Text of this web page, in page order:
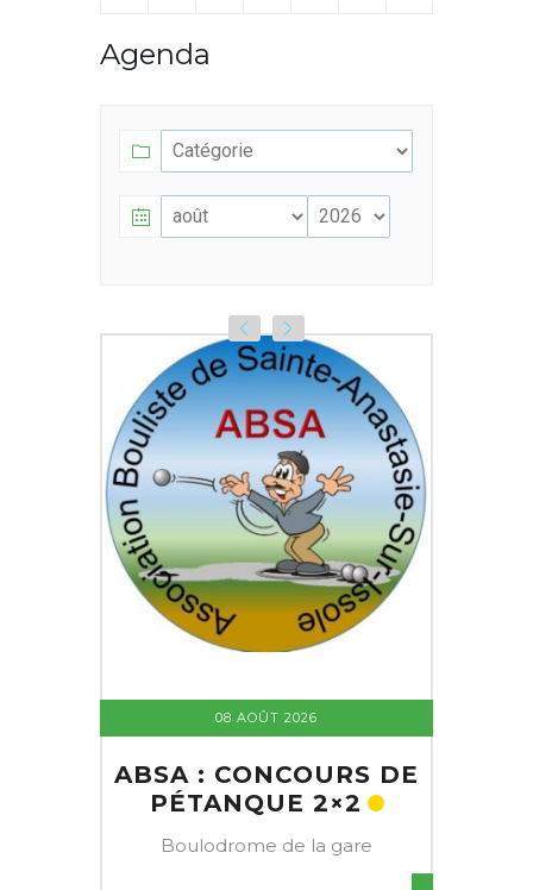
Agenda
08 AOÛT 2026
ABSA : CONCOURS DE
PÉTANQUE 2×2
Boulodrome de la gare